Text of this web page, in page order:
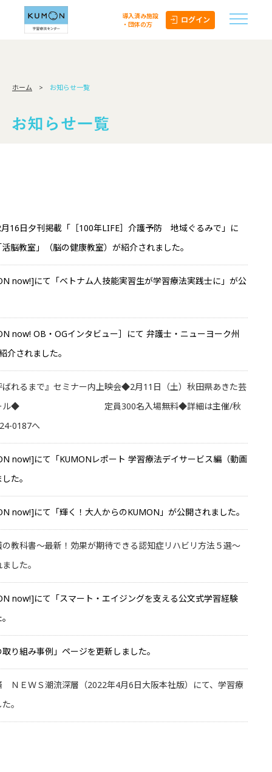
導入済み施設
・団体の方
ログイン
ホーム > お知らせ一覧
16日夕刊掲載「［100年LIFE］介護予防 地域ぐるみで」に
脳教室」（脳の健康教室）が紹介されました。
now!]にて「ベトナム人技能実習生が学習療法実践士に」が公
now! OB・OGインタビュー］にて 弁護士・ニューヨーク州
介されました。
れるまで』セミナー内上映会◆2月11日（土）秋田県あきた芸
ホール◆ 定員300名入場無料◆詳細は主催/秋
0187へ
now!]にて「KUMONレポート 学習療法デイサービス編（動画
た。
now!]にて「輝く！大人からのKUMON」が公開されました。
教科書～最新！効果が期待できる認知症リハビリ方法５選～
した。
now!]にて「スマート・エイジングを支える公文式学習経験
り組み事例」ページを更新しました。
ＮＥＷＳ潮流深層（2022年4月6日大阪本社版）にて、学習療
。